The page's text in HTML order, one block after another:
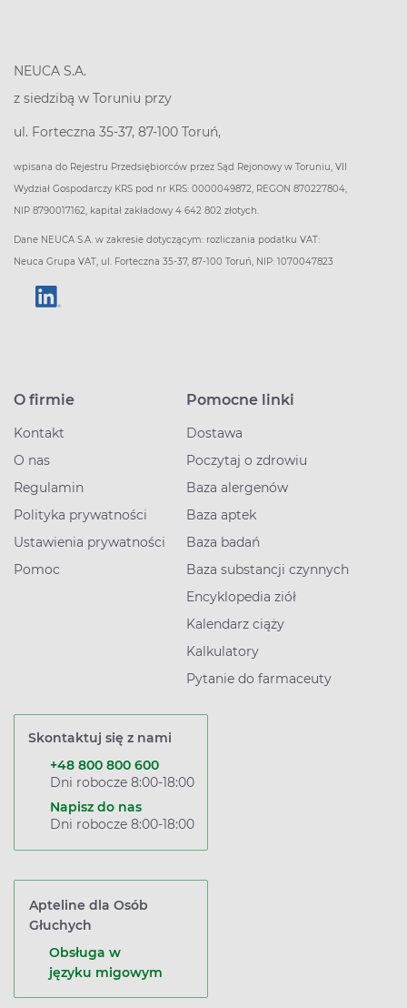
NEUCA S.A.
z siedzibą w Toruniu przy
ul. Forteczna 35-37, 87-100 Toruń,
wpisana do Rejestru Przedsiębiorców przez Sąd Rejonowy w Toruniu, VII
Wydział Gospodarczy KRS pod nr KRS: 0000049872, REGON 870227804,
NIP 8790017162, kapitał zakładowy 4 642 802 złotych.
Dane NEUCA S.A. w zakresie dotyczącym: rozliczania podatku VAT:
Neuca Grupa VAT, ul. Forteczna 35-37, 87-100 Toruń, NIP: 1070047823
O firmie
Kontakt
O nas
Regulamin
Polityka prywatności
Ustawienia prywatności
Pomoc
Pomocne linki
Dostawa
Poczytaj o zdrowiu
Baza alergenów
Baza aptek
Baza badań
Baza substancji czynnych
Encyklopedia ziół
Kalendarz ciąży
Kalkulatory
Pytanie do farmaceuty
Skontaktuj się z nami
+48 800 800 600
Dni robocze 8:00-18:00
Napisz do nas
Dni robocze 8:00-18:00
Apteline dla Osób
Głuchych
Obsługa w
języku migowym